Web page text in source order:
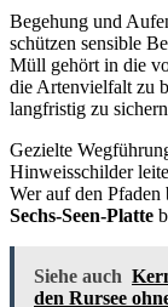
Begehung und
schützen sensible
Müll gehört in die
die Artenvielfalt zu
langfristig zu
Gezielte
Hinweisschilder
Wer auf den
Sechs-Seen-Platte
Siehe auch
den Rursee